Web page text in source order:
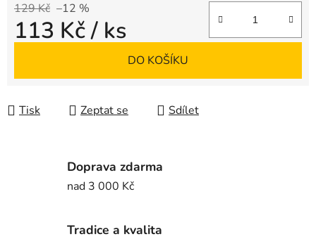
129 Kč –12 %
113 Kč/ ks
DO KOŠÍKU
Tisk Zeptat se Sdílet
Doprava zdarma
nad 3 000 Kč
Tradice a kvalita